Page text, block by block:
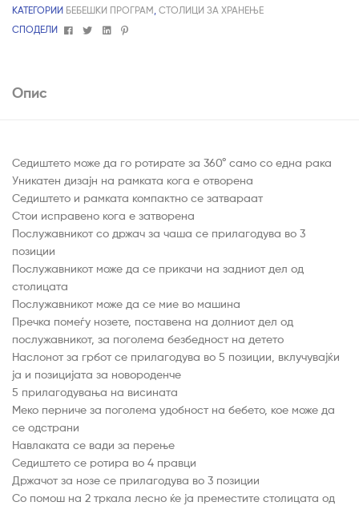
КАТЕГОРИИ БЕБЕШКИ ПРОГРАМ СТОЛИЦИ ЗА ХРАНЕЊЕ
СПОДЕЛИ
FacebookTwitterLinkedin
Pinterest
Опис
Седиштето може да го ротирате за 360° само со една рака
Уникатен дизајн на рамката кога е отворена
Седиштето и рамката компактно се затвараат
Стои исправено кога е затворена
Послужавникот со држач за чаша се прилагодува во 3
позиции
Послужавникот може да се прикачи на задниот дел од
столицата
Послужавникот може да се мие во машина
Пречка помеѓу нозете, поставена на долниот дел од
послужавникот, за поголема безбедност на детето
Наслонот за грбот се прилагодува во 5 позиции, вклучувајќи
ја и позицијата за новороденче
5 прилагодувања на висината
Меко перниче за поголема удобност на бебето, кое може да
се одстрани
Навлаката се вади за перење
Седиштето се ротира во 4 правци
Држачот за нозе се прилагодува во 3 позиции
Со помош на 2 тркала лесно ќе ја преместите столицата од